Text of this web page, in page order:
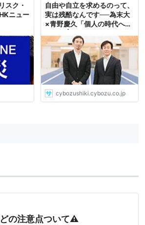
スク・
ニュー
自由や自立を求めるのって、
実は残酷なんです──為末大
×青野慶久「個人の時代への
cybozushiki.cybozu.co.jp
の注意点ついて⚠️